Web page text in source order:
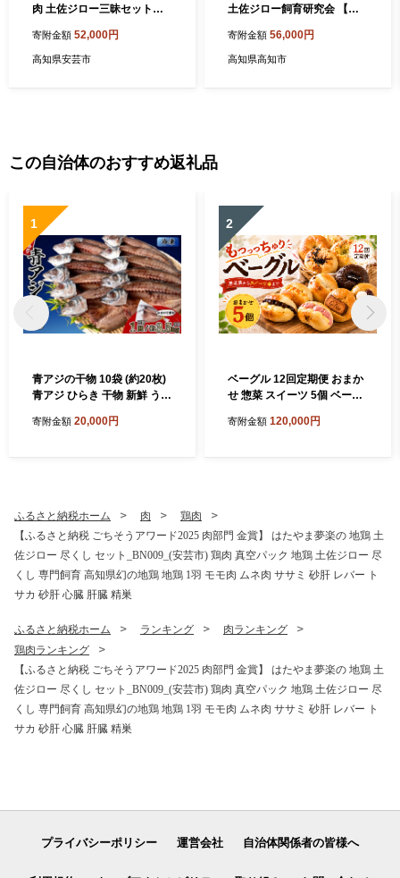
肉 土佐ジロー三昧セット
分け もも肉 むね肉 ささみ ミ
ックス 満天☆青空レストラ
寄附金額 52,000円
高知県安芸市
土佐ジロー飼育研究会 【グ
85] 鴨 かも カモ とさがも 肉
寄附金額 56,000円
高知県高知市
この自治体のおすすめ返礼品
1
青アジの干物 10袋 (約20枚)
青アジ ひらき 干物 新鮮 うす
あじ ご飯のおかず 酒の肴 魚
田渕水産
寄附金額 20,000円
2
ベーグル 12回定期便 おまか
せ 惣菜 スイーツ 5個 ベーグ
わせ 国産小麦 自家酵母 天然
ツ 食べ比べ 焼きたて 便利 こ
だわり ベーグル 冷凍保存 食
品 おいしい 高知県 安芸市
寄附金額 120,000円
ふるさと納税ホーム 肉
鶏肉
【ふるさと納税 ごちそうアワード2025 肉部門 金賞】 はたやま夢楽の 地鶏 土
佐ジロー 尽くし セット_BN009_(安芸市) 鶏肉 真空パック 地鶏 土佐ジロー 尽
くし 専門飼育 高知県幻の地鶏 地鶏 1羽 モモ肉 ムネ肉 ササミ 砂肝 レバー ト
サカ 砂肝 心臓 肝臓 精巣
ふるさと納税ホーム ランキング
肉ランキング
鶏肉ランキング
【ふるさと納税 ごちそうアワード2025 肉部門 金賞】 はたやま夢楽の 地鶏 土
佐ジロー 尽くし セット_BN009_(安芸市) 鶏肉 真空パック 地鶏 土佐ジロー 尽
くし 専門飼育 高知県幻の地鶏 地鶏 1羽 モモ肉 ムネ肉 ササミ 砂肝 レバー ト
サカ 砂肝 心臓 肝臓 精巣
プライバシーポリシー 運営会社 自治体関係者の皆様へ